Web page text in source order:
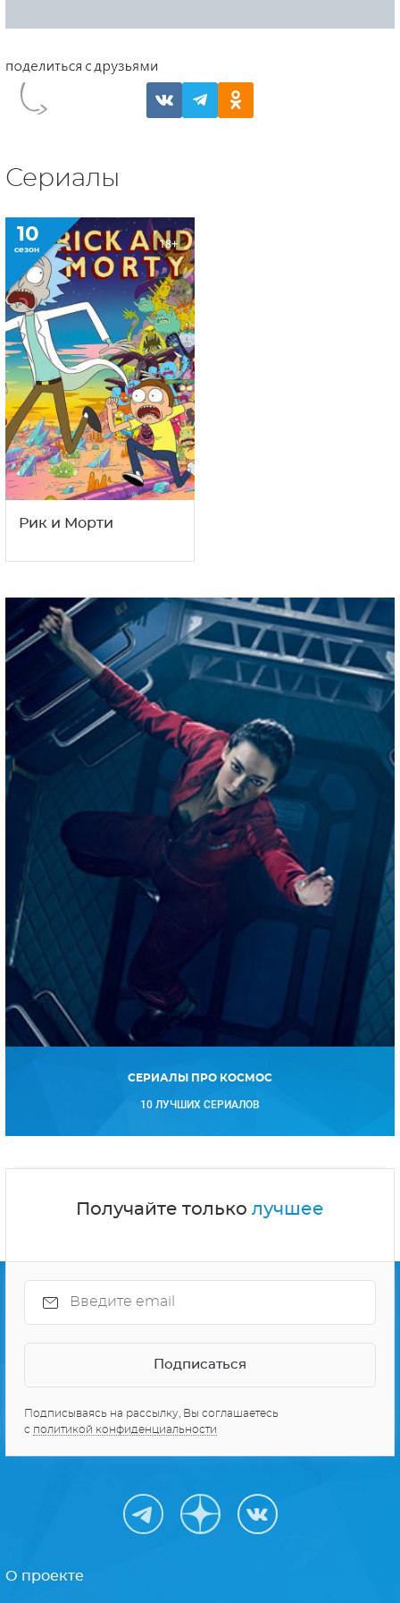
Сериалы
10
сезон 18+
Рик и Морти
СЕРИАЛЫ ПРО КОСМОС
10 ЛУЧШИХ СЕРИАЛОВ
Получайте только лучшее
Подписываясь на рассылку, Вы соглашаетесь
с политикой конфиденциальности
О проекте